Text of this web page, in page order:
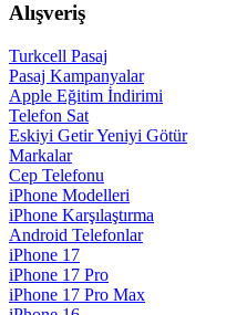
Alışveriş
Turkcell Pasaj
Pasaj Kampanyalar
Apple Eğitim İndirimi
Telefon Sat
Eskiyi Getir Yeniyi Götür
Markalar
Cep Telefonu
iPhone Modelleri
iPhone Karşılaştırma
Android Telefonlar
iPhone 17
iPhone 17 Pro
iPhone 17 Pro Max